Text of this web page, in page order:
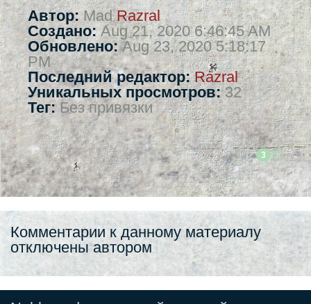
Автор: Mad Razral
Создано: Aug 21, 2020 6:46:45 AM
Обновлено: Aug 23, 2020 5:18:17
PM
Последний редактор: Razral
Уникальных просмотров: 32
Тег: Без привязки
3
Комментарии к данному материалу
отключены автором